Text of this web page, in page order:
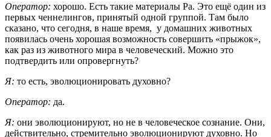
Оператор: хорошо. Есть такие материалы Ра. Это ещё один из
первых ченнелингов, принятый одной группой. Там было
сказано, что сегодня, в наше время, у домашних животных
появилась очень хорошая возможность совершить «прыжок»,
как раз из животного мира в человеческий. Можно это
подтвердить или опровергнуть?
Я: то есть, эволюционировать духовно?
Оператор: да.
Я: они эволюционируют, но не в человеческое сознание. Они,
действительно, стремительно эволюционируют духовно. Но